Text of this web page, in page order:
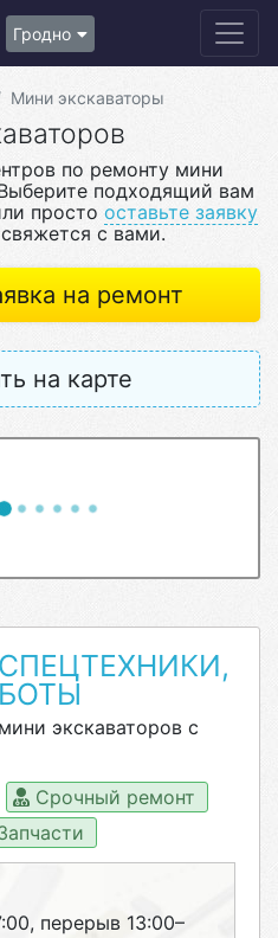
Гродно
Мини экскаваторы
по ремонту мини
подходящий вам
просто оставьте заявку
с вами.
на ремонт
на карте
экскаваторов с
Срочный ремонт
перерыв 13:00–